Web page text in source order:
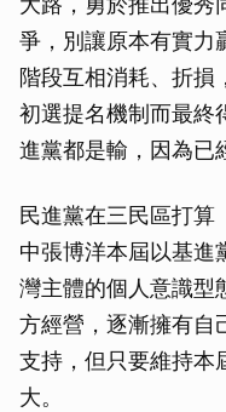
爭，別讓原本有實力
階段互相消耗、折損
初選提名機制而最終
進黨都是輸，因為已
民進黨在三民區打算
中張博洋本屆以基進
灣主體的個人意識型
方經營，逐漸擁有自
支持，但只要維持本
大。